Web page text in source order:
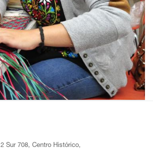
2 Sur 708, Centro Histórico,